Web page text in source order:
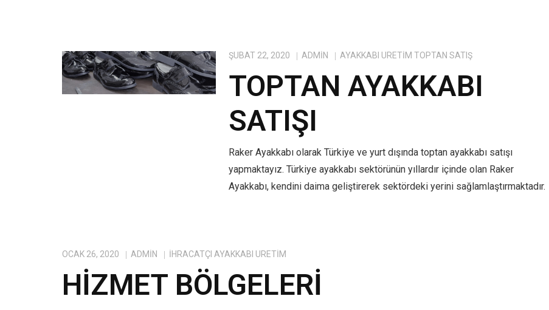
ŞUBAT 22, 2020 ADMIN AYAKKABI ÜRETIM TOPTAN SATIŞ
TOPTAN AYAKKABI
SATIŞI
Raker Ayakkabı olarak Türkiye ve yurt dışında toptan ayakkabı satışı
yapmaktayız. Türkiye ayakkabı sektörünün yıllardır içinde olan Raker
Ayakkabı, kendini daima geliştirerek sektördeki yerini sağlamlaştırmaktadır.
OCAK 26, 2020 ADMIN IHRACATÇI AYAKKABI ÜRETIM
HIZMET BÖLGELERI